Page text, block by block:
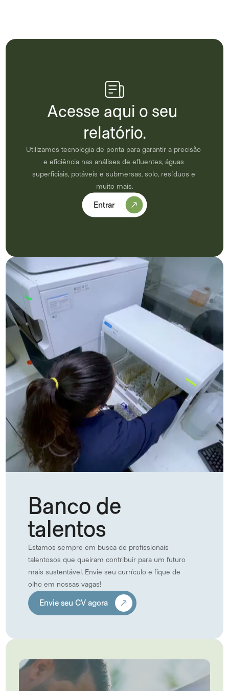
Acesse aqui o seu
relatório.
Utilizamos tecnologia de ponta para garantir a precisão
e eficiência nas análises de efluentes, águas
superficiais, potáveis e submersas, solo, resíduos e
muito mais.
Entrar
Banco de
talentos
Estamos sempre em busca de profissionais
talentosos que queiram contribuir para um futuro
mais sustentável. Envie seu currículo e fique de
olho em nossas vagas!
Envie seu CV agora